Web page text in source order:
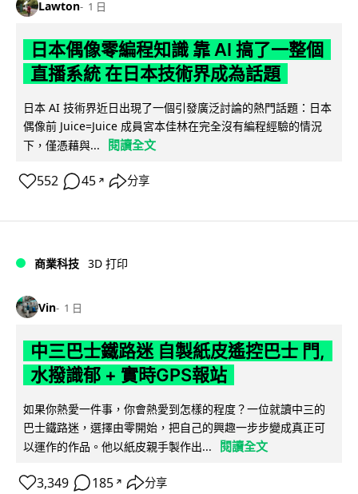
Lawton 1 日
日本偶像零編程知識 靠 AI 搞了一整個
直播系統 在日本技術界成為話題
日本 AI 技術界近日出現了一個引發廣泛討論的熱門話題：日本
偶像前 Juice=Juice 成員宮本佳林在完全沒有編程經驗的情況
下，僅憑藉與...
閱讀全文
552 45 ↗ 分享
商業科技 3D 打印
Vin 1 日
中三巴士鐵路迷 自製紙皮遙控巴士 門,
水撥識郁 + 實時GPS報站
如果你熱愛一件事，你會熱愛到怎樣的程度？一位就讀中三的
巴士鐵路迷，選擇由零開始，把自己的興趣一步步變成真正可
以運作的作品。他以紙皮親手製作出...
閱讀全文
3,349 185 ↗ 分享